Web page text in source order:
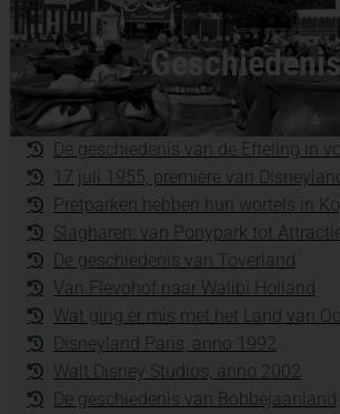
Geschiedenis
De geschiedenis van de Efteling in
17 juli 1955, première van
Pretparken hebben hun wortels in
Slagharen: van Ponypark tot
De geschiedenis van Toverland
Van Flevohof naar Walibi Holland
Wat ging er mis met het Land van
Disneyland Paris, anno 1992
Walt Disney Studios, anno 2002
De geschiedenis van Bobbejaanland